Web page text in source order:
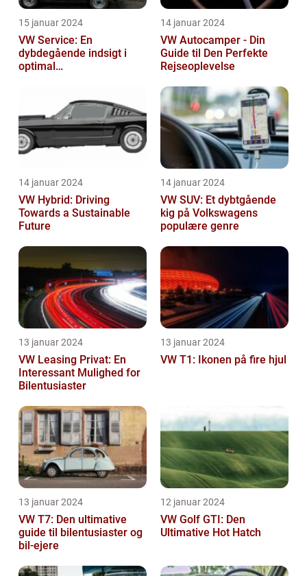
15 januar 2024
VW Service: En
dybdegående indsigt i
optimal
14 januar 2024
VW Autocamper - Din
Guide til Den Perfekte
Rejseoplevelse
14 januar 2024
VW Hybrid: Driving
Towards a Sustainable
Future
14 januar 2024
VW SUV: Et dybtgående
kig på Volkswagens
populære genre
13 januar 2024
VW Leasing Privat: En
Interessant Mulighed for
Bilentusiaster
13 januar 2024
VW T1: Ikonen på fire hjul
13 januar 2024
VW T7: Den ultimative
guide til bilentusiaster og
bil-ejere
12 januar 2024
VW Golf GTI: Den
Ultimative Hot Hatch